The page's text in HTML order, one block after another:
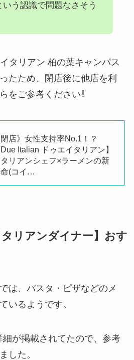
いう認識で問題なさそう
タリアン 柏の葉キャンパス
たため、閉店後に他店を利
をご参考ください⇩
閉店》女性支持率No.1！？
Due Italian ドゥエイタリアン】
リアンシェフ×ラーメンの新
(コイ…
タリアンダイナー】おす
は、パスタ・ピザなどのメ
いるようです。
が掲載されてたので、参考
した。